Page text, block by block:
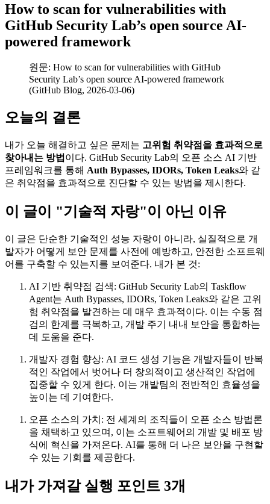
How to scan for vulnerabilities with
GitHub Security Lab’s open source AI-
powered framework
원문: How to scan for vulnerabilities with GitHub
Security Lab’s open source AI-powered framework
(GitHub Blog, 2026-03-06)
오늘의 결론
내가 오늘 해결하고 싶은 문제는 고위험 취약점을 효과적으로
찾아내는 방법 이다. GitHub Security Lab의 오픈 소스 AI 기반
프레임워크를 통해 Auth Bypasses, IDORs, Token Leaks와 같
은 취약점을 효과적으로 진단할 수 있는 방법을 제시한다.
이 글이 "기술적 자랑"이 아닌 이유
이 글은 단순한 기술적인 성능 자랑이 아니라, 실질적으로 개
발자가 어떻게 보안 문제를 사전에 예방하고, 안전한 소프트웨
어를 구축할 수 있는지를 보여준다. 내가 본 것:
AI 기반 취약점 검색: GitHub Security Lab의 Taskflow
Agent는 Auth Bypasses, IDORs, Token Leaks와 같은 고위
험 취약점을 발견하는 데 매우 효과적이다. 이는 수동 점
검의 한계를 극복하고, 개발 주기 내내 보안을 통합하는
데 도움을 준다.
개발자 경험 향상: AI 코드 생성 기능은 개발자들이 반복
적인 작업에서 벗어나 더 창의적이고 생산적인 작업에
집중할 수 있게 한다. 이는 개발팀의 전반적인 효율성을
높이는 데 기여한다.
오픈 소스의 가치: 전 세계의 조직들이 오픈 소스 방법론
을 채택하고 있으며, 이는 소프트웨어의 개발 및 배포 방
식에 혁신을 가져온다. AI를 통해 더 나은 보안을 구현할
수 있는 기회를 제공한다.
내가 가져갈 실행 포인트 3개